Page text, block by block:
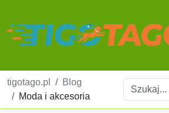
tigotago.pl
Blog
Moda i akcesoria